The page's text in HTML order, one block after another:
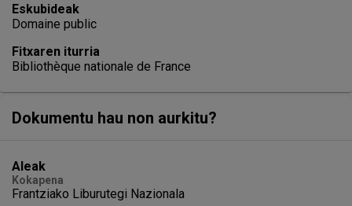
Eskubideak
Domaine public
Fitxaren iturria
Bibliothèque nationale de France
Dokumentu hau non aurkitu?
Aleak
Kokapena
Frantziako Liburutegi Nazionala